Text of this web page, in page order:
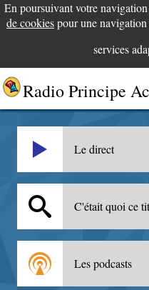
En poursuivant votre
de cookiespour une
services
Radio Principe
Le direct
C'était quoi ce
Les podcasts